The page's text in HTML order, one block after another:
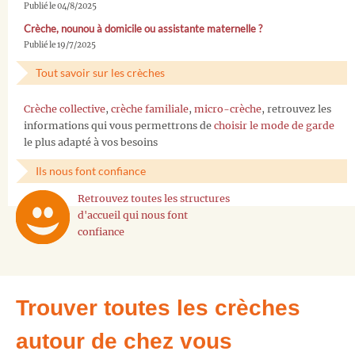
Publié le 04/8/2025
Crèche, nounou à domicile ou assistante maternelle ?
Publié le 19/7/2025
Tout savoir sur les crèches
Crèche collective, crèche familiale, micro-crèche, retrouvez les
informations qui vous permettrons de choisir le mode de garde
le plus adapté à vos besoins
Ils nous font confiance
Retrouvez toutes les structures
d'accueil qui nous font
confiance
Trouver toutes les crèches
autour de chez vous